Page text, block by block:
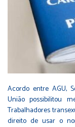
Acordo entre AGU,
União possibilitou
Trabalhadores
direito de usar o